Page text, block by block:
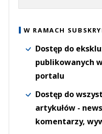
W RAMACH
Dostęp do
publikowanych
portalu
Dostęp do
artykułów -
komentarzy,